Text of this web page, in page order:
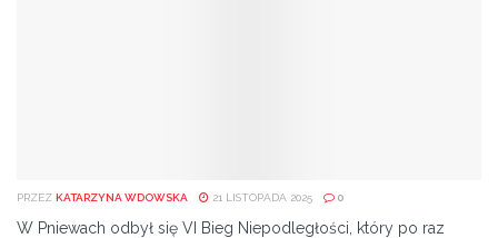
PRZEZ KATARZYNA WDOWSKA 21 LISTOPADA 2025 0
W Pniewach odbył się VI Bieg Niepodległości, który po raz